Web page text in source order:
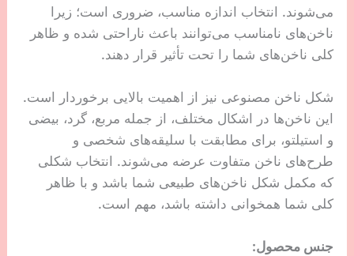
می‌شوند. انتخاب اندازه مناسب، ضروری است؛ زیرا
ناخن‌های نامناسب می‌توانند باعث ناراحتی شده و ظاهر
کلی ناخن‌های شما را تحت تأثیر قرار دهند.
شکل ناخن مصنوعی نیز از اهمیت بالایی برخوردار است.
این ناخن‌ها در اشکال مختلف، از جمله مربع، گرد، بیضی
و استیلتو، برای مطابقت با سلیقه‌های شخصی و
طرح‌های ناخن متفاوت عرضه می‌شوند. انتخاب شکلی
که مکمل شکل ناخن‌های طبیعی شما باشد و با ظاهر
کلی شما همخوانی داشته باشد، مهم است.
جنس محصول: